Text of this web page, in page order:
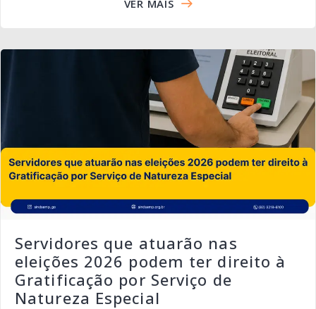
VER MAIS
Servidores que atuarão nas
eleições 2026 podem ter direito à
Gratificação por Serviço de
Natureza Especial